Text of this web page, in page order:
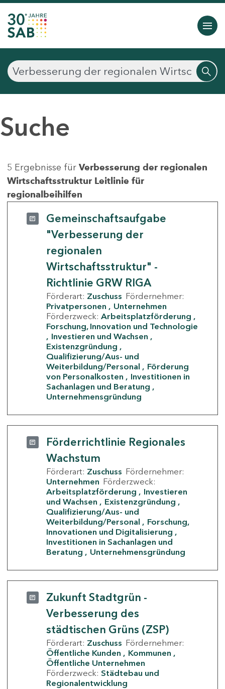
Suche
5 Ergebnisse für Verbesserung der regionalen
Wirtschaftsstruktur Leitlinie für
regionalbeihilfen
Gemeinschaftsaufgabe
"Verbesserung der
regionalen
Wirtschaftsstruktur" -
Richtlinie GRW RIGA
Förderart: Zuschuss Fördernehmer:
Privatpersonen
Unternehmen
Förderzweck: Arbeitsplatzförderung
Forschung, Innovation und Technologie
Investieren und Wachsen
Existenzgründung
Qualifizierung/Aus- und
Weiterbildung/Personal
Förderung
von Personalkosten
Investitionen in
Sachanlagen und Beratung
Unternehmensgründung
Förderrichtlinie Regionales
Wachstum
Förderart: Zuschuss Fördernehmer:
Unternehmen Förderzweck:
Arbeitsplatzförderung
Investieren
und Wachsen
Existenzgründung
Qualifizierung/Aus- und
Weiterbildung/Personal
Forschung,
Innovationen und Digitalisierung
Investitionen in Sachanlagen und
Beratung
Unternehmensgründung
Zukunft Stadtgrün -
Verbesserung des
städtischen Grüns (ZSP)
Förderart: Zuschuss Fördernehmer:
Öffentliche Kunden
Kommunen
Öffentliche Unternehmen
Förderzweck: Städtebau und
Regionalentwicklung